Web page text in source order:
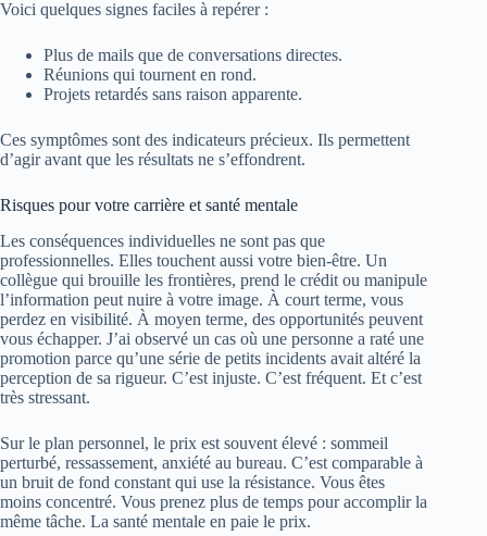
Voici quelques signes faciles à repérer :
Plus de mails que de conversations directes.
Réunions qui tournent en rond.
Projets retardés sans raison apparente.
Ces symptômes sont des indicateurs précieux. Ils permettent
d’agir avant que les résultats ne s’effondrent.
Risques pour votre carrière et santé mentale
Les conséquences individuelles ne sont pas que
professionnelles. Elles touchent aussi votre bien-être. Un
collègue qui brouille les frontières, prend le crédit ou manipule
l’information peut nuire à votre image. À court terme, vous
perdez en visibilité. À moyen terme, des opportunités peuvent
vous échapper. J’ai observé un cas où une personne a raté une
promotion parce qu’une série de petits incidents avait altéré la
perception de sa rigueur. C’est injuste. C’est fréquent. Et c’est
très stressant.
Sur le plan personnel, le prix est souvent élevé : sommeil
perturbé, ressassement, anxiété au bureau. C’est comparable à
un bruit de fond constant qui use la résistance. Vous êtes
moins concentré. Vous prenez plus de temps pour accomplir la
même tâche. La santé mentale en paie le prix.